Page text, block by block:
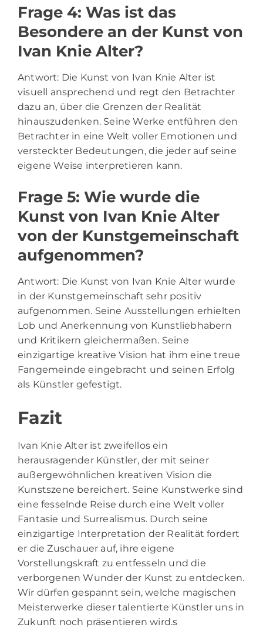
Frage 4: Was ist das
Besondere an der Kunst von
Ivan Knie Alter?
Antwort: Die Kunst von Ivan Knie Alter ist
visuell ansprechend und regt den Betrachter
dazu an, über die Grenzen der Realität
hinauszudenken. Seine Werke entführen den
Betrachter in eine Welt voller Emotionen und
versteckter Bedeutungen, die jeder auf seine
eigene Weise interpretieren kann.
Frage 5: Wie wurde die
Kunst von Ivan Knie Alter
von der Kunstgemeinschaft
aufgenommen?
Antwort: Die Kunst von Ivan Knie Alter wurde
in der Kunstgemeinschaft sehr positiv
aufgenommen. Seine Ausstellungen erhielten
Lob und Anerkennung von Kunstliebhabern
und Kritikern gleichermaßen. Seine
einzigartige kreative Vision hat ihm eine treue
Fangemeinde eingebracht und seinen Erfolg
als Künstler gefestigt.
Fazit
Ivan Knie Alter ist zweifellos ein
herausragender Künstler, der mit seiner
außergewöhnlichen kreativen Vision die
Kunstszene bereichert. Seine Kunstwerke sind
eine fesselnde Reise durch eine Welt voller
Fantasie und Surrealismus. Durch seine
einzigartige Interpretation der Realität fordert
er die Zuschauer auf, ihre eigene
Vorstellungskraft zu entfesseln und die
verborgenen Wunder der Kunst zu entdecken.
Wir dürfen gespannt sein, welche magischen
Meisterwerke dieser talentierte Künstler uns in
Zukunft noch präsentieren wird.s